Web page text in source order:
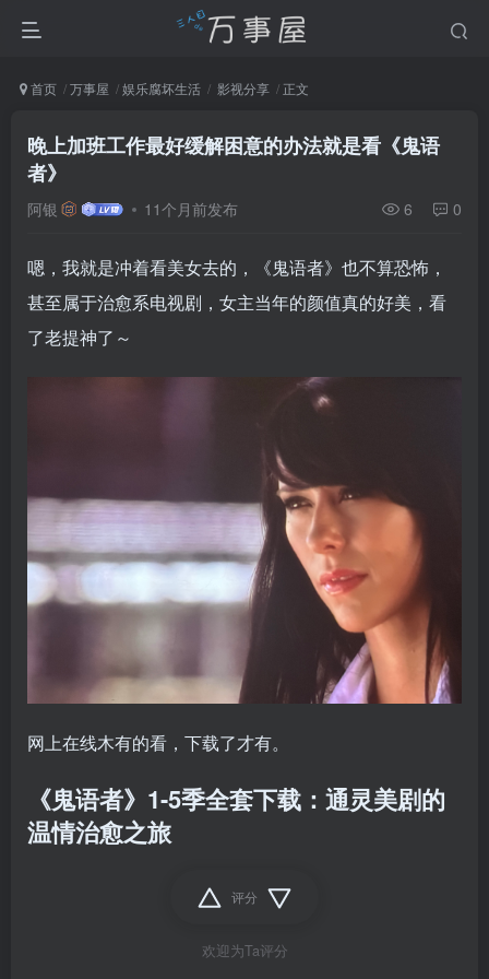
首页 万事屋 娱乐腐坏生活 影视分享 正文
晚上加班工作最好缓解困意的办法就是看《鬼语
者》
阿银 11个月前发布 6 0
嗯，我就是冲着看美女去的，《鬼语者》也不算恐怖，
甚至属于治愈系电视剧，女主当年的颜值真的好美，看
了老提神了～
网上在线木有的看，下载了才有。
《鬼语者》1-5季全套下载：通灵美剧的
温情治愈之旅
评分
欢迎为Ta评分